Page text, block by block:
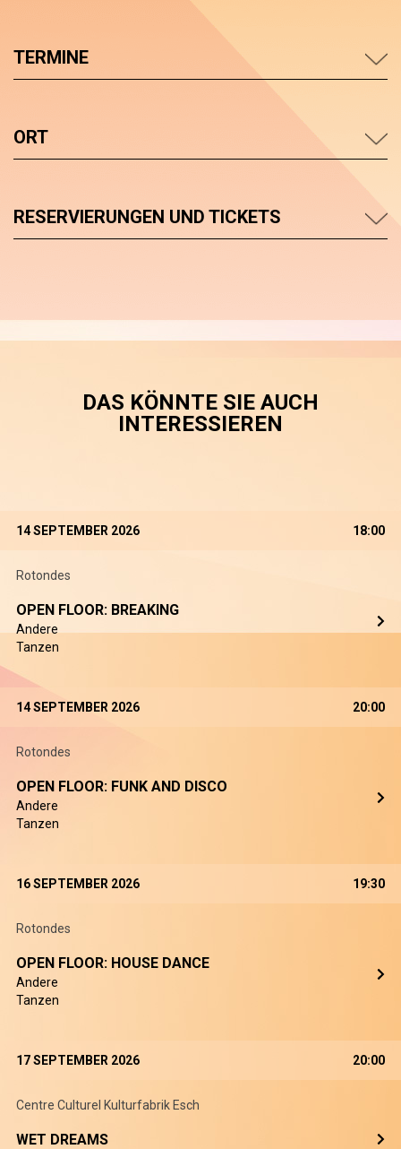
TERMINE
ORT
RESERVIERUNGEN UND TICKETS
DAS KÖNNTE SIE AUCH
INTERESSIEREN
14 SEPTEMBER 2026 18:00
Rotondes
OPEN FLOOR: BREAKING
Andere
Tanzen
14 SEPTEMBER 2026 20:00
Rotondes
OPEN FLOOR: FUNK AND DISCO
Andere
Tanzen
16 SEPTEMBER 2026 19:30
Rotondes
OPEN FLOOR: HOUSE DANCE
Andere
Tanzen
17 SEPTEMBER 2026 20:00
Centre Culturel Kulturfabrik Esch
WET DREAMS